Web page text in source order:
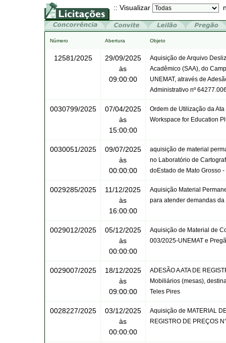
:: Visualizar
Número Abertura Objeto
12581/2025
29/09/2025
às
09:00:00
Aquisição de Arquivo
Acadêmico (SAA), do
UNEMAT, através de
Administrativo nº
0030799/2025
07/04/2025
às
15:00:00
Ordem de Utilização da
Workspace for Education
0030051/2025
09/07/2025
às
00:00:00
aquisição de material
no Laboratório de
doEstado de Mato Grosso -
0029285/2025
11/12/2025
às
16:00:00
Aquisição Material
para atender demandas
0029012/2025
05/12/2025
às
00:00:00
Aquisição de Material de
003/2025-UNEMAT e
0029007/2025
18/12/2025
às
09:00:00
ADESÃO A ATA DE
Mobiliários (mesas),
Teles Pires
0028227/2025
03/12/2025
às
00:00:00
Aquisição de MATERIAL
REGISTRO DE PREÇOS